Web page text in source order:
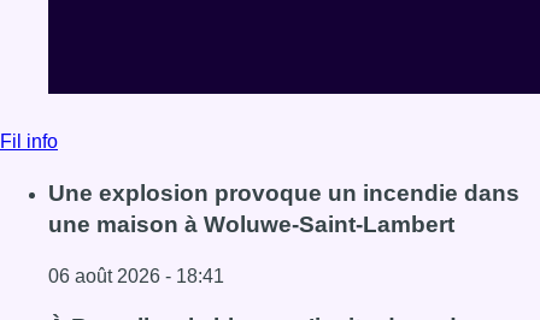
Fil info
Une explosion provoque un incendie dans
une maison à Woluwe-Saint-Lambert
06 août 2026 - 18:41